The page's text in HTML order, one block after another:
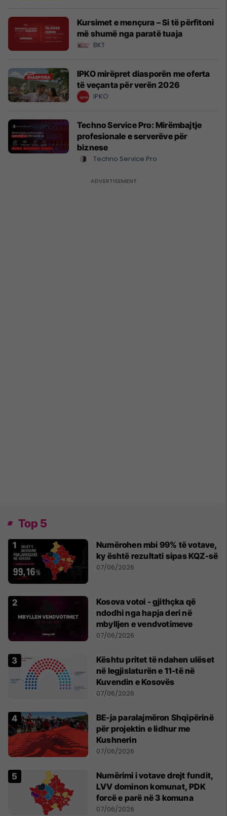
Kursimet e mençura – Si të përfitoni
më shumë nga paratë tuaja
BKT
IPKO mirëpret diasporën me oferta
të veçanta për verën 2026
IPKO
Techno Service Pro: Mirëmbajtje
profesionale e serverëve për
biznese
Techno Service Pro
Top 5
Numërohen mbi 99% të votave,
ky është rezultati sipas KQZ-së
07/06/2026
Kosova votoi - gjithçka që
ndodhi nga hapja deri në
mbylljen e vendvotimeve
07/06/2026
Kështu pritet të ndahen ulëset
në legjislaturën e 11-të në
Kuvendin e Kosovës
07/06/2026
BE-ja paralajmëron Shqipërinë
për projektin e lidhur me
Kushnerin
07/06/2026
Numërimi i votave drejt fundit,
LVV dominon komunat, PDK
forcë e parë në 3 komuna
07/06/2026